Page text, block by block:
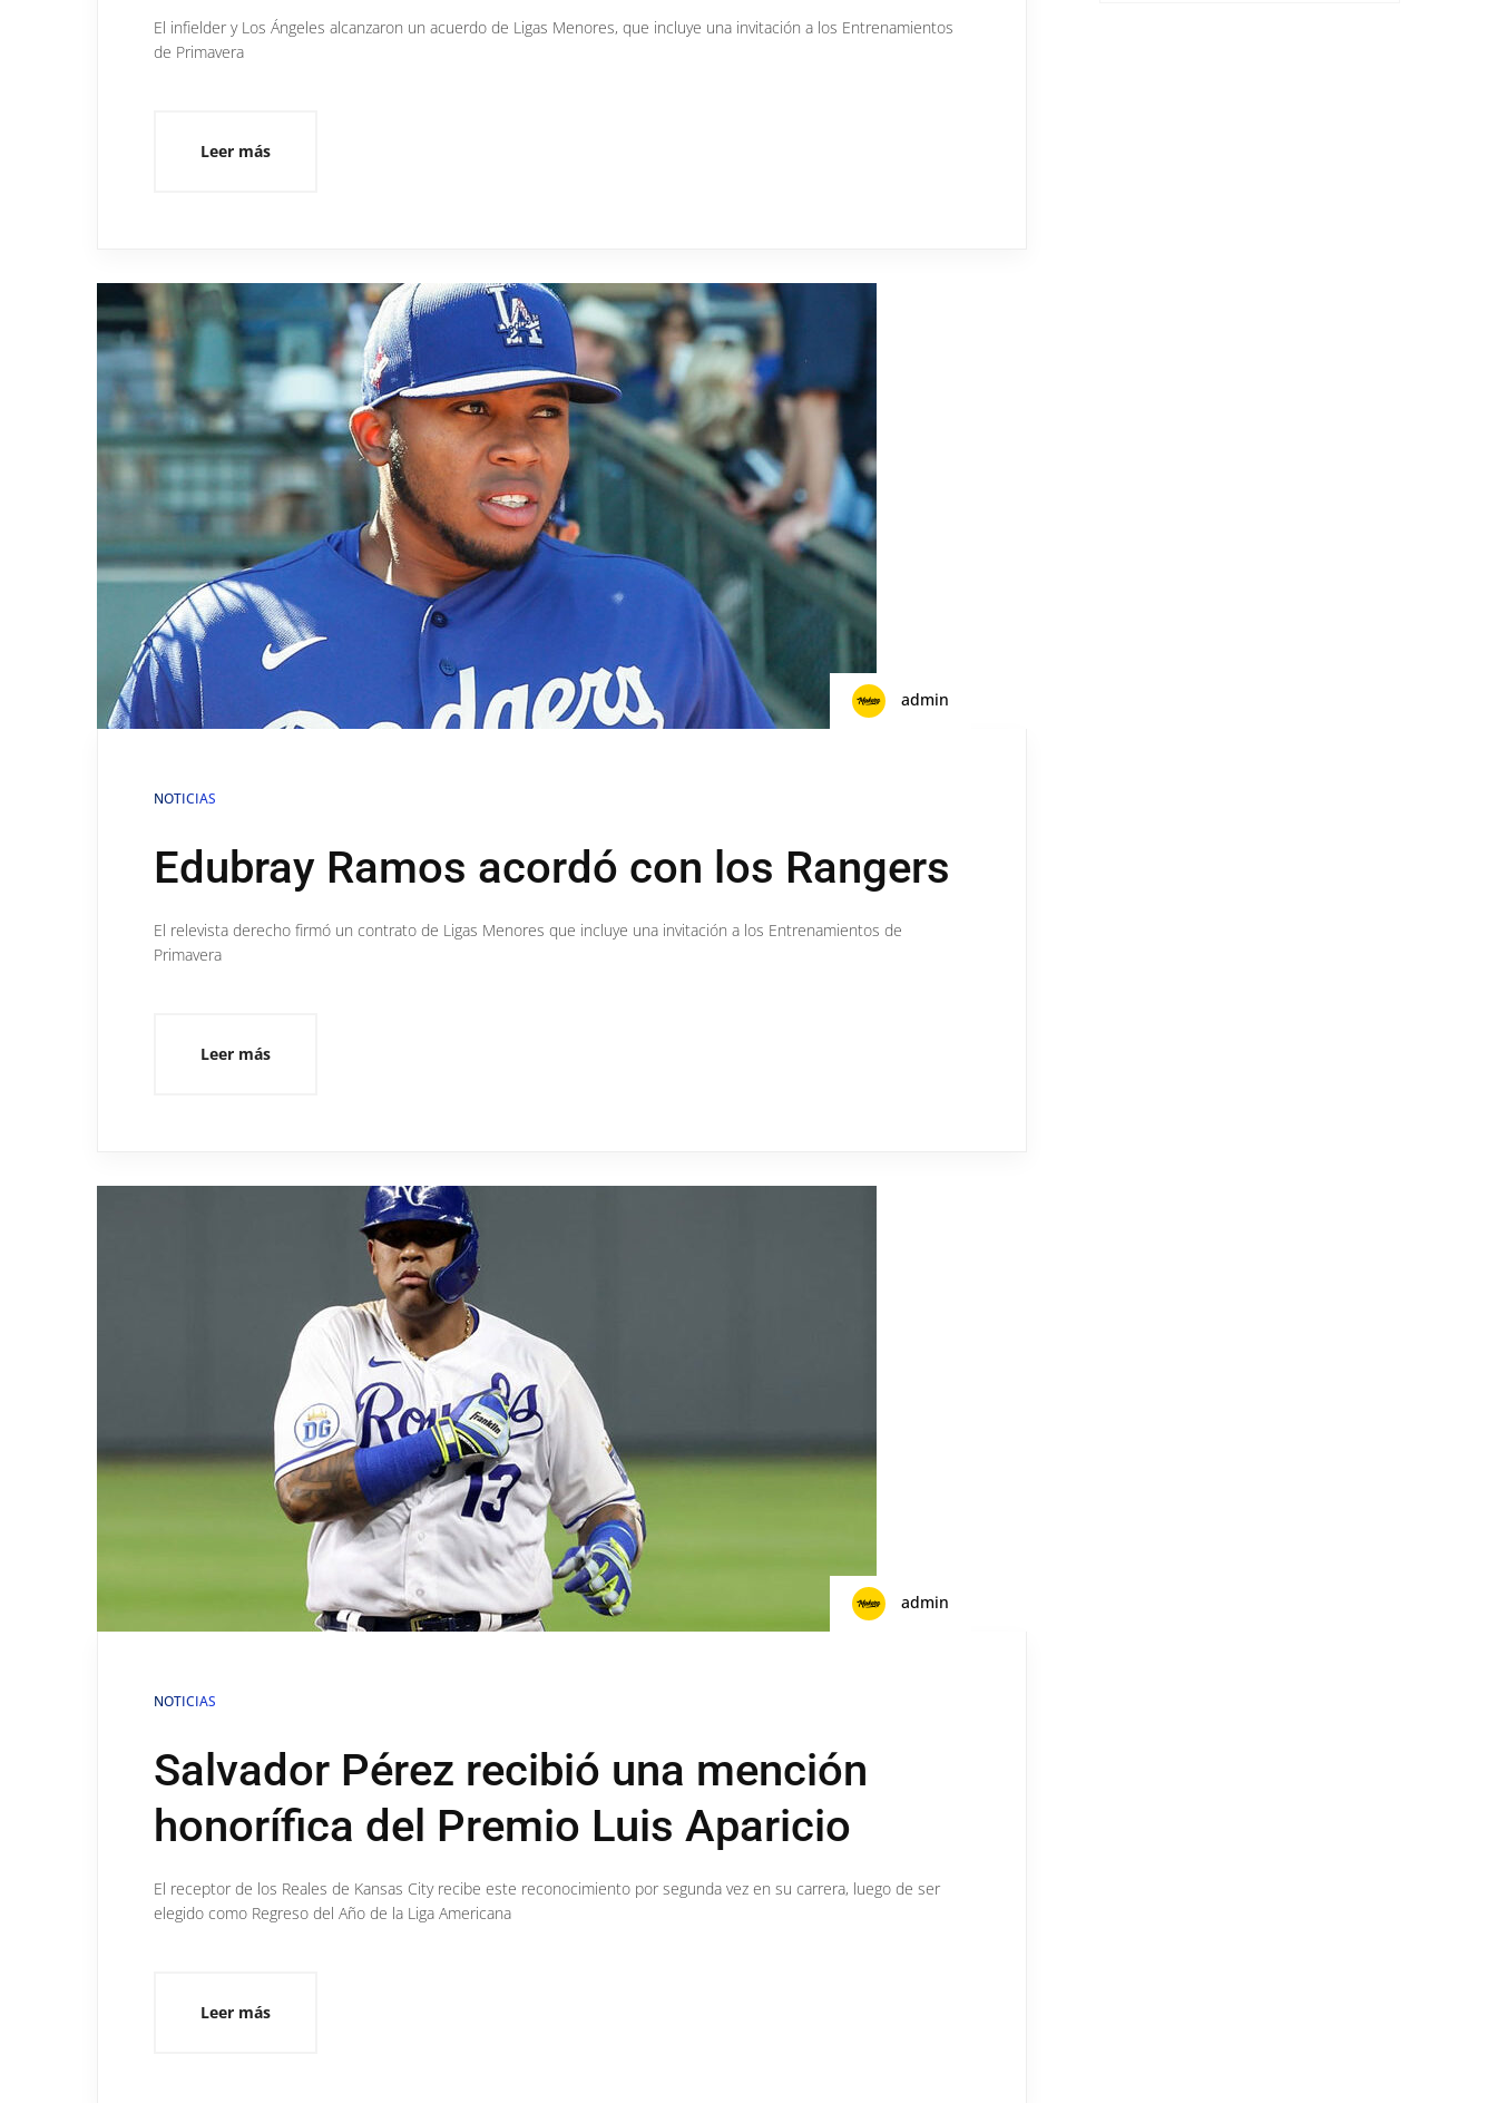
El infielder y Los Ángeles alcanzaron un acuerdo de Ligas Menores, que incluye una invitación a los Entrenamientos
de Primavera
Leer más
admin
NOTICIAS
Edubray Ramos acordó con los Rangers
El relevista derecho firmó un contrato de Ligas Menores que incluye una invitación a los Entrenamientos de
Primavera
Leer más
admin
NOTICIAS
Salvador Pérez recibió una mención
honorífica del Premio Luis Aparicio
El receptor de los Reales de Kansas City recibe este reconocimiento por segunda vez en su carrera, luego de ser
elegido como Regreso del Año de la Liga Americana
Leer más